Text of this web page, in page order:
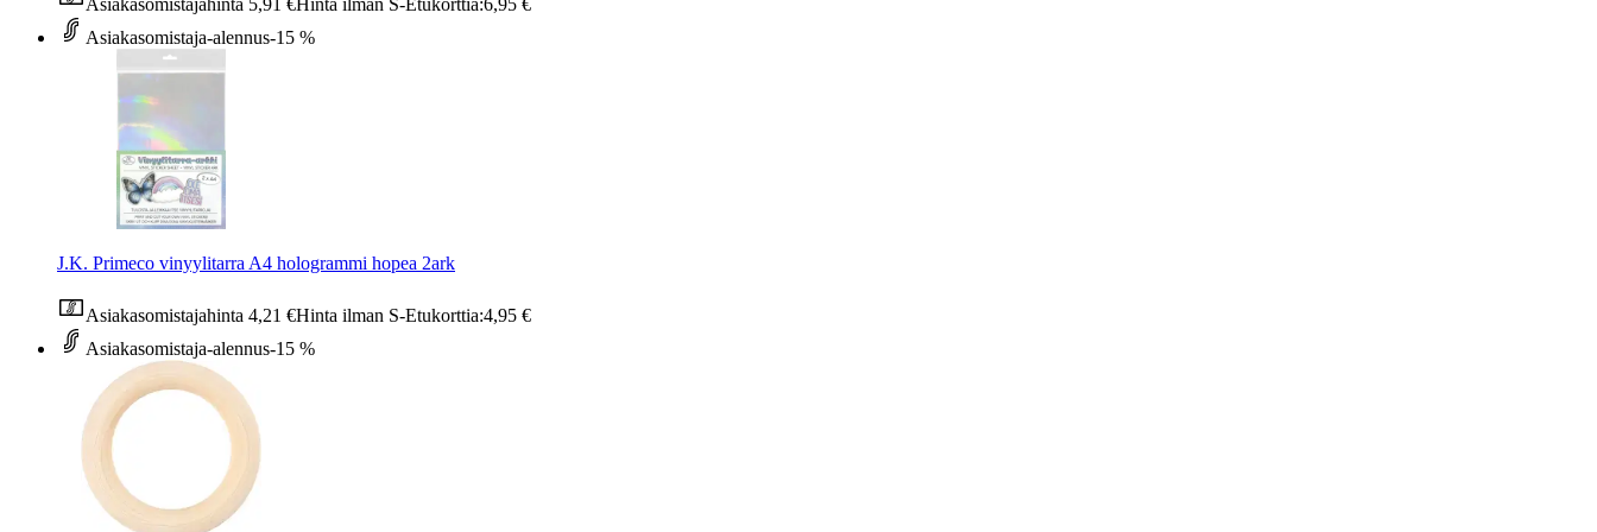
Asiakasomistajahinta 5,91 €Hinta ilman S-Etukorttia:6,95 €
Asiakasomistaja-alennus-15 %
J.K. Primeco vinyylitarra A4 hologrammi hopea 2ark
Asiakasomistajahinta 4,21 €Hinta ilman S-Etukorttia:4,95 €
Asiakasomistaja-alennus-15 %